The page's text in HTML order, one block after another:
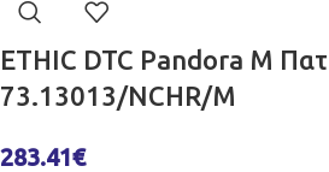
ETHIC DTC Pandora M
73.13013/NCHR/M
283.41€